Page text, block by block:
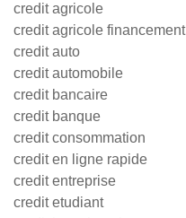
credit agricole
credit agricole financement
credit auto
credit automobile
credit bancaire
credit banque
credit consommation
credit en ligne rapide
credit entreprise
credit etudiant